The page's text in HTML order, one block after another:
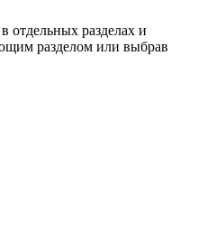
отдельных разделах и
разделом или выбрав